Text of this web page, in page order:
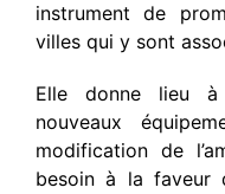
instrument de
villes qui y sont
Elle donne lieu
nouveaux
modification de
besoin à la faveur